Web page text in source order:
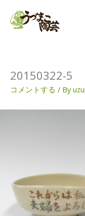
20150322-5
コメントする / By